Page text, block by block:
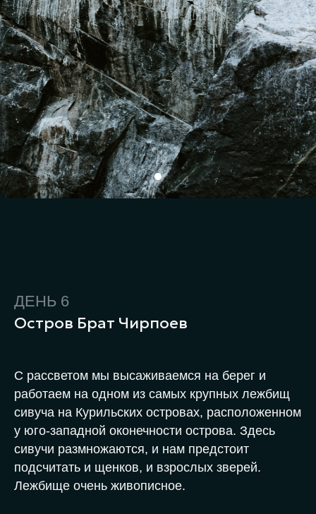
ДЕНЬ 6
Остров Брат Чирпоев
С рассветом мы высаживаемся на берег и
работаем на одном из самых крупных лежбищ
сивуча на Курильских островах, расположенном
у юго-западной оконечности острова. Здесь
сивучи размножаются, и нам предстоит
подсчитать и щенков, и взрослых зверей.
Лежбище очень живописное.